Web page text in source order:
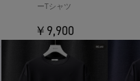
ーTシャツ
￥9,900